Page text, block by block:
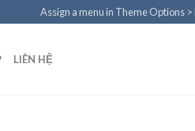
Assign a menu in Theme Options >
LIÊN HỆ